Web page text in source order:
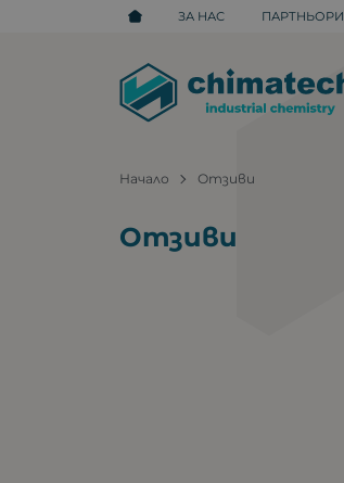
ЗА НАС ПАРТНЬОРИ
Начало Отзиви
Отзиви